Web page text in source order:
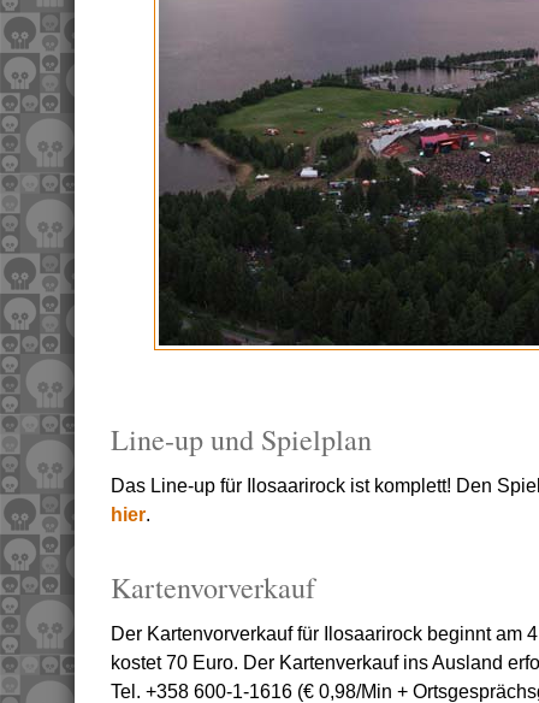
Line-up und Spielplan
Das Line-up für Ilosaarirock ist komplett! Den
hier.
Kartenvorverkauf
Der Kartenvorverkauf für Ilosaarirock beginnt am
kostet 70 Euro. Der Kartenverkauf ins Ausland
Tel. +358 600-1-1616 (€ 0,98/Min +